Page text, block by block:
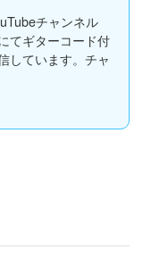
チャンネル
てギターコード付
しています。チャ